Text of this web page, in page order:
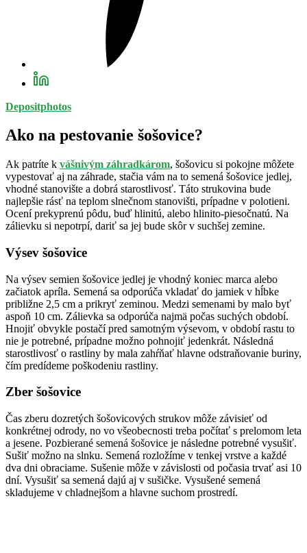
Depositphotos
Ako na pestovanie šošovice?
Ak patríte k vášnivým záhradkárom, šošovicu si pokojne môžete
vypestovať aj na záhrade, stačia vám na to semená šošovice jedlej,
vhodné stanovište a dobrá starostlivosť. Táto strukovina bude
najlepšie rásť na teplom slnečnom stanovišti, prípadne v polotieni.
Ocení prekyprenú pôdu, buď hlinitú, alebo hlinito-piesočnatú. Na
zálievku si nepotrpí, dariť sa jej bude skôr v suchšej zemine.
Výsev šošovice
Na výsev semien šošovice jedlej je vhodný koniec marca alebo
začiatok apríla. Semená sa odporúča vkladať do jamiek v hĺbke
približne 2,5 cm a prikryť zeminou. Medzi semenami by malo byť
aspoň 10 cm. Zálievka sa odporúča najmä počas suchých období.
Hnojiť obvykle postačí pred samotným výsevom, v období rastu to
nie je potrebné, prípadne možno pohnojiť jedenkrát. Následná
starostlivosť o rastliny by mala zahŕňať hlavne odstraňovanie buriny,
čím predídeme poškodeniu rastliny.
Zber šošovice
Čas zberu dozretých šošovicových strukov môže závisieť od
konkrétnej odrody, no vo všeobecnosti treba počítať s prelomom leta
a jesene. Pozbierané semená šošovice je následne potrebné vysušiť.
Sušiť možno na slnku. Semená rozložíme v tenkej vrstve a každé
dva dni obraciame. Sušenie môže v závislosti od počasia trvať asi 10
dní. Vysušiť sa semená dajú aj v sušičke. Vysušené semená
skladujeme v chladnejšom a hlavne suchom prostredí.